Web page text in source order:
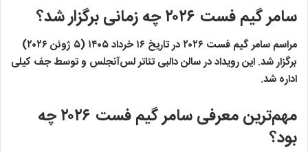
سامر گیم فست ۲۰۲۶ چه زمانی برگزار شد؟
مراسم سامر گیم فست ۲۰۲۶ در تاریخ ۱۶ خرداد ۱۴۰۵ (۵ ژوئن ۲۰۲۶)
برگزار شد. این رویداد در سالن دالبی تئاتر لس‌آنجلس و توسط جف کیلی
اداره شد.
مهم‌ترین معرفی سامر گیم فست ۲۰۲۶ چه
بود؟